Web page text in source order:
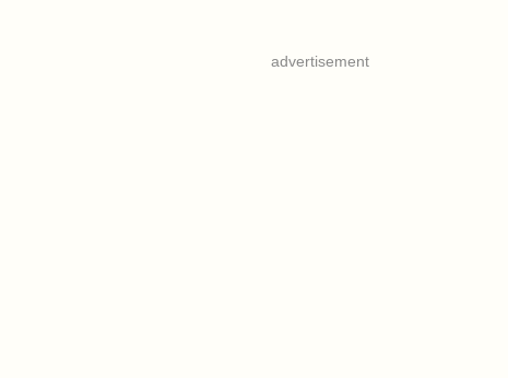
advertisement